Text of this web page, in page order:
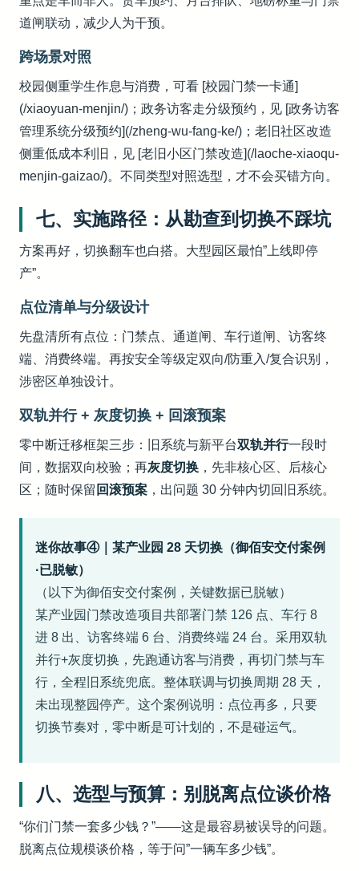
道闸联动，减少人为干预。
跨场景对照
校园侧重学生作息与消费，可看 [校园门禁一卡通]
(/xiaoyuan-menjin/)；政务访客走分级预约，见 [政务访客
管理系统分级预约](/zheng-wu-fang-ke/)；老旧社区改造
侧重低成本利旧，见 [老旧小区门禁改造](/laoche-xiaoqu-
menjin-gaizao/)。不同类型对照选型，才不会买错方向。
七、实施路径：从勘查到切换不踩坑
方案再好，切换翻车也白搭。大型园区最怕”上线即停
产”。
点位清单与分级设计
先盘清所有点位：门禁点、通道闸、车行道闸、访客终
端、消费终端。再按安全等级定双向/防重入/复合识别，
涉密区单独设计。
双轨并行 + 灰度切换 + 回滚预案
零中断迁移框架三步：旧系统与新平台双轨并行一段时
间，数据双向校验；再灰度切换 ，先非核心区、后核心
区；随时保留 回滚预案 ，出问题 30 分钟内切回旧系统。
迷你故事④｜某产业园 28 天切换（御佰安交付案例
·已脱敏）
（以下为御佰安交付案例，关键数据已脱敏）
某产业园门禁改造项目共部署门禁 126 点、车行 8
进 8 出、访客终端 6 台、消费终端 24 台。采用双轨
并行+灰度切换，先跑通访客与消费，再切门禁与车
行，全程旧系统兜底。整体联调与切换周期 28 天，
未出现整园停产。这个案例说明：点位再多，只要
切换节奏对，零中断是可计划的，不是碰运气。
八、选型与预算：别脱离点位谈价格
“你们门禁一套多少钱？”——这是最容易被误导的问题。
脱离点位规模谈价格，等于问”一辆车多少钱”。